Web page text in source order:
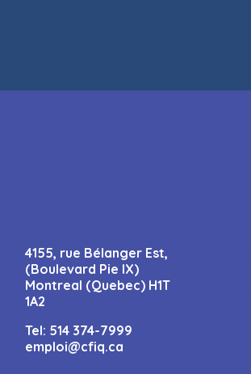
4155, rue Bélanger Est,
(Boulevard Pie IX)
Montreal (Quebec) H1T
1A2
Tel: 514 374-7999
emploi@cfiq.ca